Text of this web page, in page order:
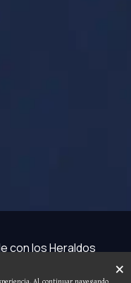
con los Heraldos
×